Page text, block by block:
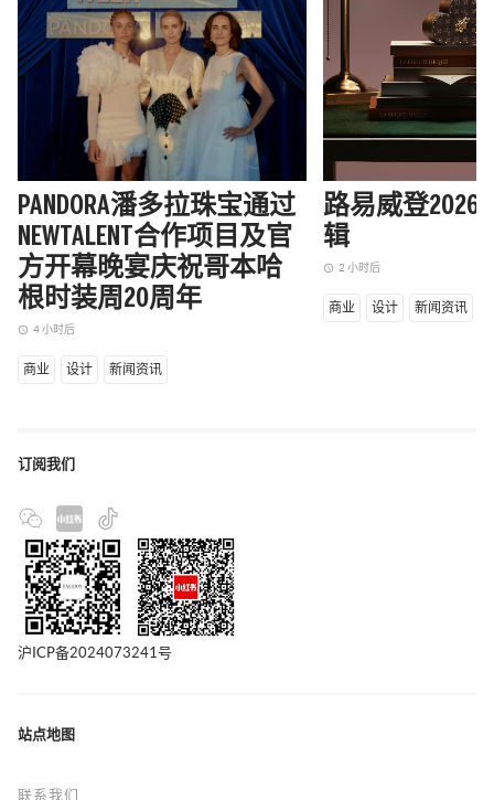
PANDORA潘多拉珠宝通过
NEWTALENT合作项目及官
方开幕晚宴庆祝哥本哈
根时装周20周年
access_time 4 小时后
商业 设计 新闻资讯
路易威登2026
辑
access_time 2 小时后
商业 设计 新闻资讯
订阅我们
沪ICP备2024073241号
站点地图
联系我们